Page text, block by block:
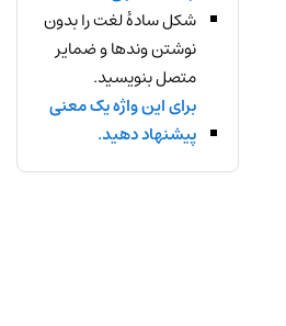
شکل سادهٔ لغت را بدون
نوشتن وندها و ضمایر
متصل بنویسید.
برای این واژه یک معنی
پیشنهاد دهید.